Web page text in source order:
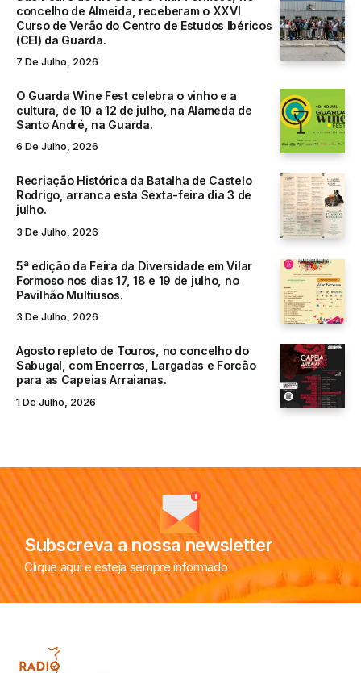
concelho de Almeida, receberam o XXVI
Curso de Verão do Centro de Estudos Ibéricos
(CEI) da Guarda.
7 De Julho, 2026
O Guarda Wine Fest celebra o vinho e a
cultura, de 10 a 12 de julho, na Alameda de
Santo André, na Guarda.
6 De Julho, 2026
Recriação Histórica da Batalha de Castelo
Rodrigo, arranca esta Sexta-feira dia 3 de
julho.
3 De Julho, 2026
5ª edição da Feira da Diversidade em Vilar
Formoso nos dias 17, 18 e 19 de julho, no
Pavilhão Multiusos.
3 De Julho, 2026
Agosto repleto de Touros, no concelho do
Sabugal, com Encerros, Largadas e Forcão
para as Capeias Arraianas.
1 De Julho, 2026
Subscreva a nossa newsletter
Clique aqui e esteja sempre informado